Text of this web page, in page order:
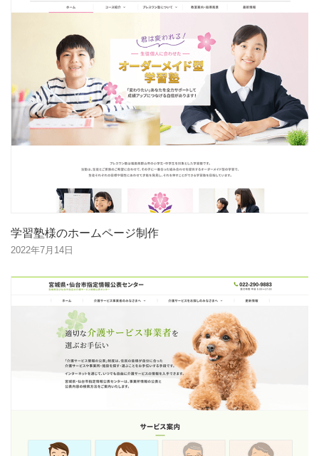
学習塾様のホームページ制作
2022年7月14日